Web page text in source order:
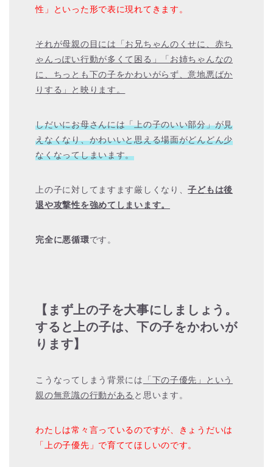
性」といった形で表に現れてきます。
それが母親の目には「お兄ちゃんのくせに、赤ち
ゃんっぽい行動が多くて困る」「お姉ちゃんなの
に、ちっとも下の子をかわいがらず、意地悪ばか
りする」と映ります。
しだいにお母さんには「上の子のいい部分」が見
えなくなり、かわいいと思える場面がどんどん少
なくなってしまいます。
上の子に対してますます厳しくなり、子どもは後
退や攻撃性を強めてしまいます。
完全に悪循環です。
【まず上の子を大事にしましょう。
すると上の子は、下の子をかわいが
ります】
こうなってしまう背景には 「下の子優先」という
親の無意識の行動がある と思います。
わたしは常々言っているのですが、きょうだいは
「上の子優先」で育ててほしいのです。